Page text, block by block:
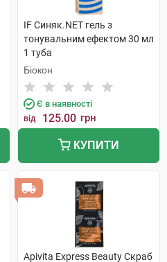
IF Синяк.NET гель з
тонувальним ефектом 30 мл
1 туба
Біокон
Є в наявності
від 125.00 грн
КУПИТИ
Apivita Express Beauty Скраб